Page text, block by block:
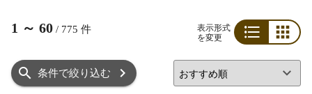
1 ～ 60 / 775 件
表示形式
を変更
条件で絞り込む